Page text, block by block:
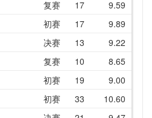
复赛 17 9.59
初赛
17 9.89
决赛 13 9.22
复赛
10 8.65
初赛
19 9.00
初赛 33 10.60